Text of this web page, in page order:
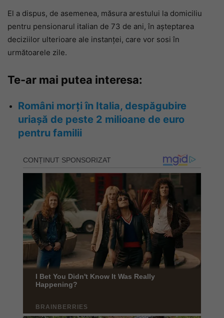
El a dispus, de asemenea, măsura arestului la domiciliu
pentru pensionarul italian de 73 de ani, în așteptarea
deciziilor ulterioare ale instanței, care vor sosi în
următoarele zile.
Te-ar mai putea interesa:
Români morți în Italia, despăgubire
uriașă de peste 2 milioane de euro
pentru familii